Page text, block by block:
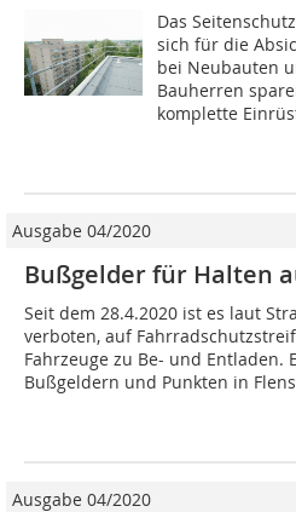
Das
sich für die
bei Neubauten
Bauherren
komplette
Ausgabe 04/2020
Bußgelder für Halten
Seit dem 28.4.2020 ist es laut
verboten, auf
Fahrzeuge zu Be- und Entladen.
Bußgeldern und Punkten in
Ausgabe 04/2020